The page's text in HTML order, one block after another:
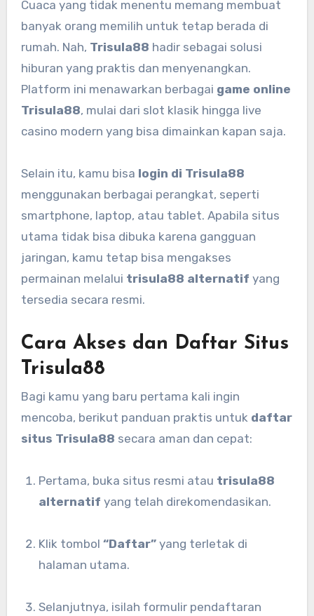
Cuaca yang tidak menentu memang membuat
banyak orang memilih untuk tetap berada di
rumah. Nah, Trisula88 hadir sebagai solusi
hiburan yang praktis dan menyenangkan.
Platform ini menawarkan berbagai game online
Trisula88, mulai dari slot klasik hingga live
casino modern yang bisa dimainkan kapan saja.
Selain itu, kamu bisa login di Trisula88
menggunakan berbagai perangkat, seperti
smartphone, laptop, atau tablet. Apabila situs
utama tidak bisa dibuka karena gangguan
jaringan, kamu tetap bisa mengakses
permainan melalui trisula88 alternatif yang
tersedia secara resmi.
Cara Akses dan Daftar Situs
Trisula88
Bagi kamu yang baru pertama kali ingin
mencoba, berikut panduan praktis untuk daftar
situs Trisula88 secara aman dan cepat:
Pertama, buka situs resmi atau trisula88
alternatif yang telah direkomendasikan.
Klik tombol“Daftar” yang terletak di
halaman utama.
Selanjutnya, isilah formulir pendaftaran